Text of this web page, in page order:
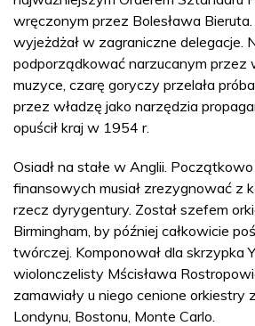
wręczonym przez Bolesława Bieruta.
wyjeżdżał w zagraniczne delegacje.
podporządkować narzucanym przez
muzyce, czarę goryczy przelała
przez władzę jako narzędzia
opuścił kraj w 1954 r.
Osiadł na stałe w Anglii.
finansowych musiał zrezygnować z
rzecz dyrygentury. Został szefem
Birmingham, by później całkowicie
twórczej. Komponował dla skrzypka
wiolonczelisty Mścisława
zamawiały u niego cenione orkiestry
Londynu, Bostonu, Monte Carlo.